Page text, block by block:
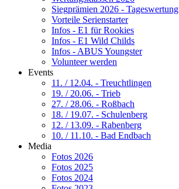
Siegprämien 2026 - Tageswertung
Vorteile Serienstarter
Infos - E1 für Rookies
Infos - E1 Wild Childs
Infos - ABUS Youngster
Volunteer werden
Events
11. / 12.04. - Treuchtlingen
19. / 20.06. - Trieb
27. / 28.06. - Roßbach
18. / 19.07. - Schulenberg
12. / 13.09. - Rabenberg
10. / 11.10. - Bad Endbach
Media
Fotos 2026
Fotos 2025
Fotos 2024